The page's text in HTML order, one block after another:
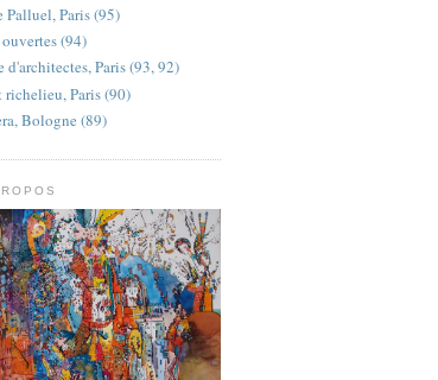
Palluel, Paris (95)
(94)
d'architectes, Paris (93, 92)
richelieu, Paris (90)
Bologne (89)